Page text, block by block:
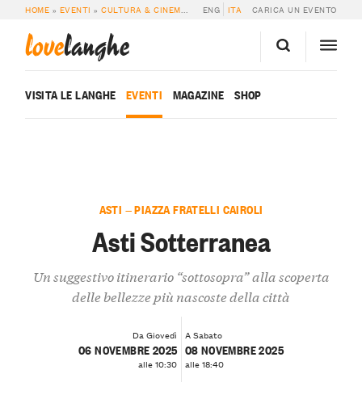
HOME » EVENTI »CULTURA & CINEMA » ASTI SOTTERRANEA
ENG ITA CARICA UN EVENTO
lovelanghe
VISITA LE LANGHE EVENTI MAGAZINE SHOP
ASTI — PIAZZA FRATELLI CAIROLI
Asti Sotterranea
Un suggestivo itinerario “sottosopra” alla scoperta
delle bellezze più nascoste della città
Da Giovedì
06 NOVEMBRE 2025
alle 10:30
A Sabato
08 NOVEMBRE 2025
alle 18:40